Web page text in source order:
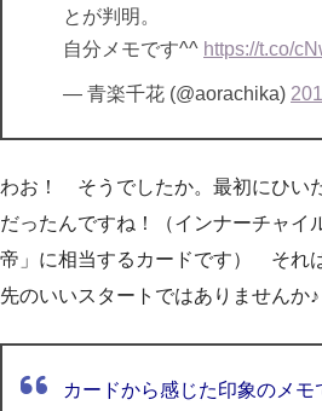
とが判明。
自分メモです^^ https://t.co/
— 青楽千花 (@aorachika)
わお！ そうでしたか。最初にひい
だったんですね！（インナーチャイ
帝」に相当するカードです） それ
先のいいスタートではありませんか♪
カードから感じた印象のメモ